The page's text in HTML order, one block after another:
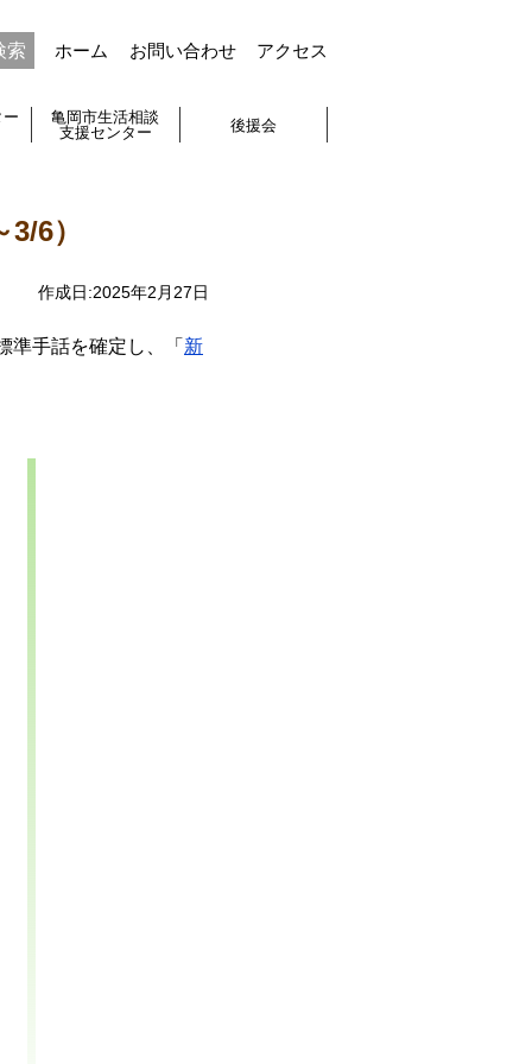
ホーム お問い合わせ アクセス
亀岡市生活相談
支援センター
後援会
6）
作成日:2025年2月27日
準手話を確定し、「 新